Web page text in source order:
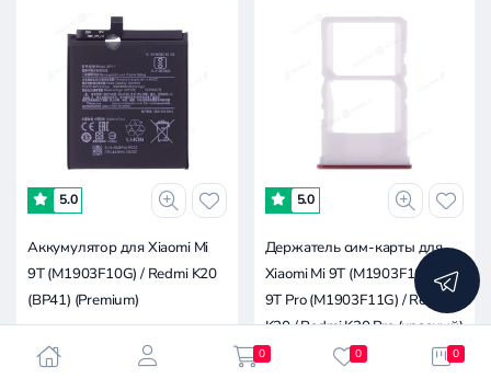
5.0
Аккумулятор для Xiaomi Mi
9T (M1903F10G) / Redmi K20
(BP41) (Premium)
900 ₽
5.0
Держатель сим-карты для
Xiaomi Mi 9T (M1903F10G) / Mi
9T Pro (M1903F11G) / Redmi
K20 / Redmi K20 Pro (красный)
170 ₽
0 0 0